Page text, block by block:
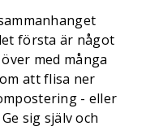
första är något
med många
att flisa ner
- eller
sig själv och